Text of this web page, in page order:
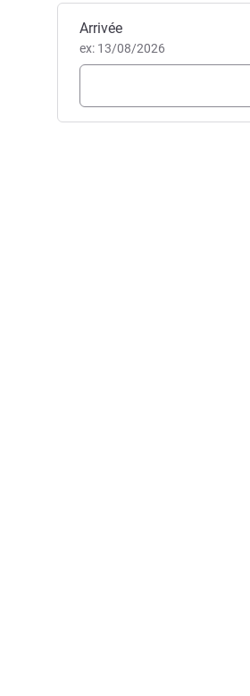
Réserver cet hôtel
Arrivée
ex: 13/08/2026